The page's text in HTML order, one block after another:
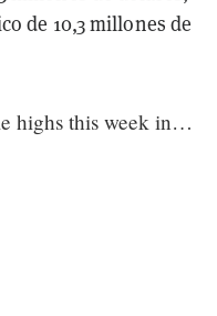
de 10,3 millones de
highs this week in…